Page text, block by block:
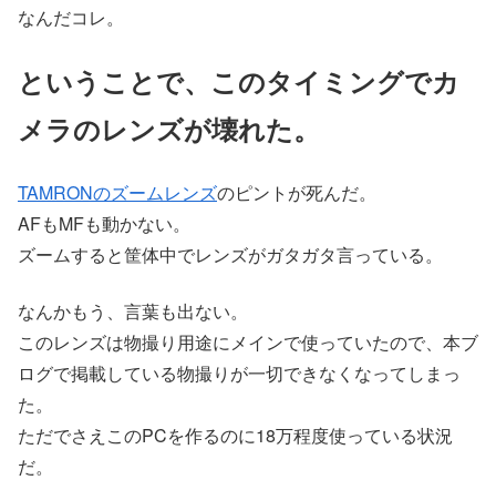
なんだコレ。
ということで、このタイミングでカ
メラのレンズが壊れた。
TAMRONのズームレンズのピントが死んだ。
AFもMFも動かない。
ズームすると筐体中でレンズがガタガタ言っている。
なんかもう、言葉も出ない。
このレンズは物撮り用途にメインで使っていたので、本ブ
ログで掲載している物撮りが一切できなくなってしまっ
た。
ただでさえこのPCを作るのに18万程度使っている状況
だ。